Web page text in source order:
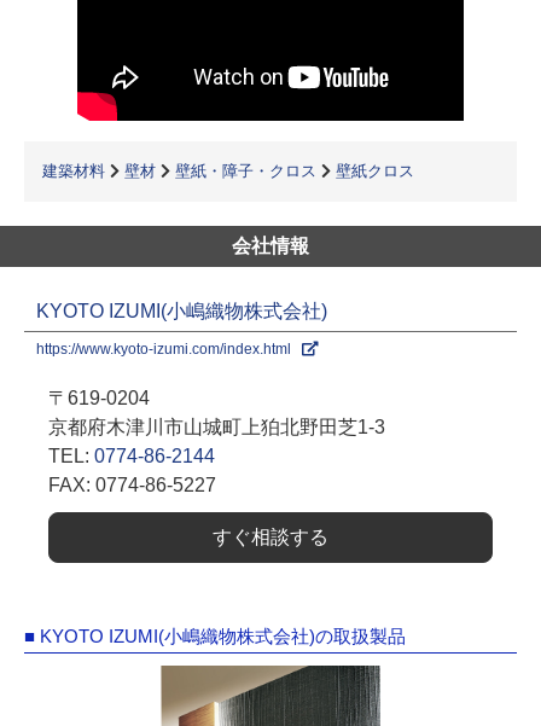
建築材料 壁材 壁紙・障子・クロス 壁紙クロス
会社情報
KYOTO IZUMI(小嶋織物株式会社)
https://www.kyoto-izumi.com/index.html
〒619-0204
京都府木津川市山城町上狛北野田芝1-3
TEL: 0774-86-2144
FAX: 0774-86-5227
すぐ相談する
■ KYOTO IZUMI(小嶋織物株式会社)の取扱製品